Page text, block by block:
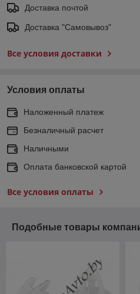
Доставка почтой
Доставка "Самовывоз"
Все условия доставки
Условия оплаты
Наложенный платеж
Безналичный расчет
Наличными
Оплата банковской картой
Все условия оплаты
Подобные товары